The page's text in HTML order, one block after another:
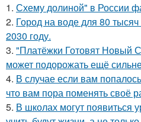
1. Схему долиной" в России
2. Город на воде для 80 тысяч
2030 году.
3. "Платёжки Готовят Новый
может подорожать ещё
4. В случае если вам
что вам пора поменять своё
5. В школах могут появиться